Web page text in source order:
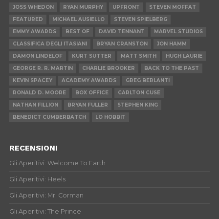
JOSS WHEDON RYAN MURPHY UPFRONT
STEVEN MOFFAT
FEATURED
MICHAEL AUSIELLO
STEVEN SPIELBERG
EMMY AWARDS
BEST OF DAVID TENNANT
MARVEL STUDIOS
CLASSIFICA DEGLI ITASIANI
BRYAN CRANSTON
JON HAMM
DAMON LINDELOF
KURT SUTTER MATT SMITH
HUGH LAURIE
GEORGE R. R. MARTIN
CHARLIE BROOKER
BACK TO THE PAST
KEVIN SPACEY
ACADEMY AWARDS
GREG BERLANTI
RONALD D. MOORE
BOX OFFICE
CARLTON CUSE
NATHAN FILLION
BRYAN FULLER
STEPHEN KING
BENEDICT CUMBERBATCH
LO HOBBIT
RECENSIONI
Gli Aperitivi: Welcome To Earth
Gli Aperitivi: Heels
Gli Aperitivi: Mr. Corman
Gli Aperitivi: The Prince